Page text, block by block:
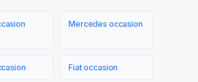
Mercedes occasion
Fiat occasion